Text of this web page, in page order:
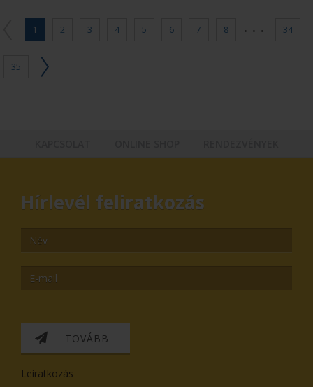
1 2 3 4 5 6 7 8 ... 34
35
Hírlevél feliratkozás
TOVÁBB
Leiratkozás